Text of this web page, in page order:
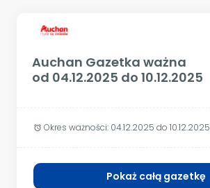
Auchan Gazetka ważna
od 04.12.2025 do 10.12.2025
alarm Okres ważności: 04.12.2025 do 10.12.2025
Pokaż całą gazetkę